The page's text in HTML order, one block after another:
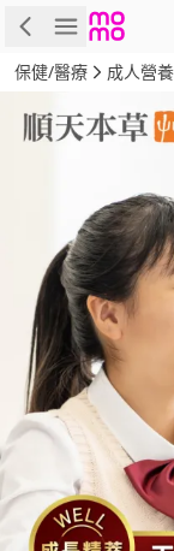
商品
保健/醫療 成人營